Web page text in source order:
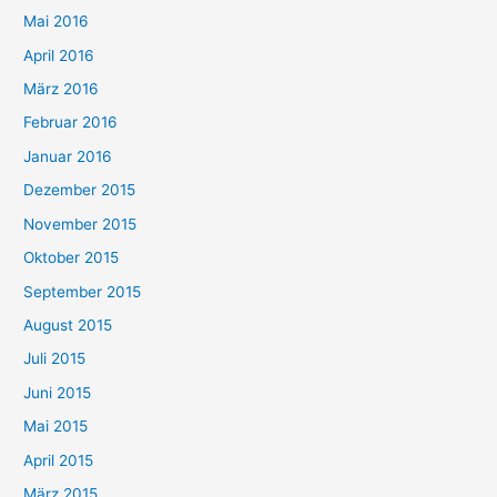
Mai 2016
April 2016
März 2016
Februar 2016
Januar 2016
Dezember 2015
November 2015
Oktober 2015
September 2015
August 2015
Juli 2015
Juni 2015
Mai 2015
April 2015